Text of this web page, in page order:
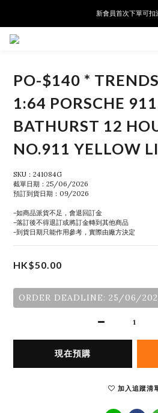
新會員首次下單可扣
新會員首次下單可扣
PO-$140 *
1:64 PORSCHE
BATHURST 12
NO.911 YELLOW
SKU：241084G
截單日期：25/06/2026
預訂到貨日期：09/2026
-如商品派貨不足，會退回訂金
-落訂後不得退訂或將訂金轉到其他商品
-到貨日期只能作用參考，實際由廠方決定
HK$50.00
ORDER DEADLINE: 25/06/
現在預購
加入追蹤清